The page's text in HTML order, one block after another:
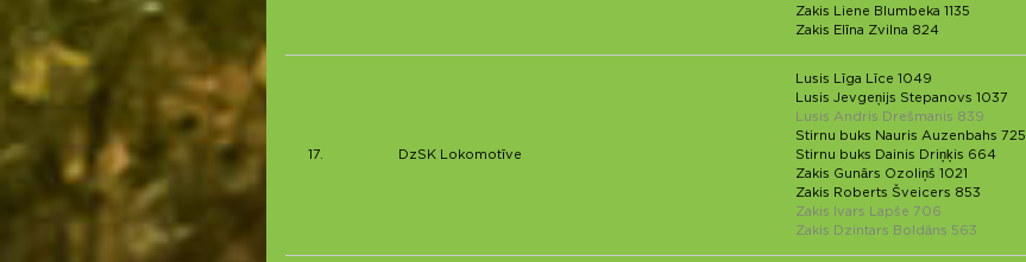
Zakis Liene Blumbeka 1135
Zakis Elīna Zvilna 824
17. DzSK Lokomotīve
Lusis Līga Līce 1049
Lusis Jevgeņijs Stepanovs 1037
Lusis Andris Drešmanis 839
Stirnu buks Nauris Auzenbahs 725
Stirnu buks Dainis Driņķis 664
Zakis Gunārs Ozoliņš 1021
Zakis Roberts Šveicers 853
Zakis Ivars Lapše 706
Zakis Dzintars Boldāns 563